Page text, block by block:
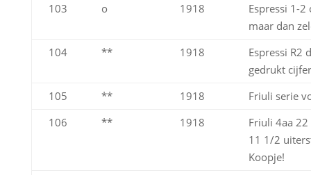
103
o 1918
Espressi 1-
maar dan
104
** 1918
Espressi R2
gedrukt cijfer
105
** 1918
Friuli serie
106
** 1918
Friuli 4aa
11 1/2
Koopje!